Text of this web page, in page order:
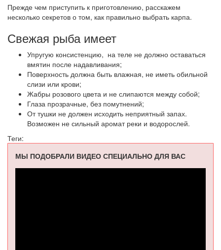
Прежде чем приступить к приготовлению, расскажем
несколько секретов о том, как правильно выбрать карпа.
Свежая рыба имеет
Упругую консистенцию, на теле не должно оставаться
вмятин после надавливания;
Поверхность должна быть влажная, не иметь обильной
слизи или крови;
Жабры розового цвета и не слипаются между собой;
Глаза прозрачные, без помутнений;
От тушки не должен исходить неприятный запах.
Возможен не сильный аромат реки и водорослей.
Теги:
МЫ ПОДОБРАЛИ ВИДЕО СПЕЦИАЛЬНО ДЛЯ ВАС